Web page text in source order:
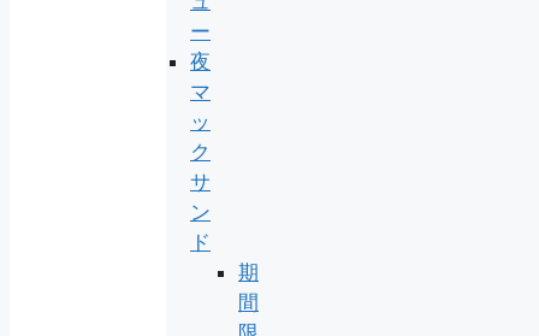
ー
夜
マ
ッ
ク
サ
ン
ド
期
間